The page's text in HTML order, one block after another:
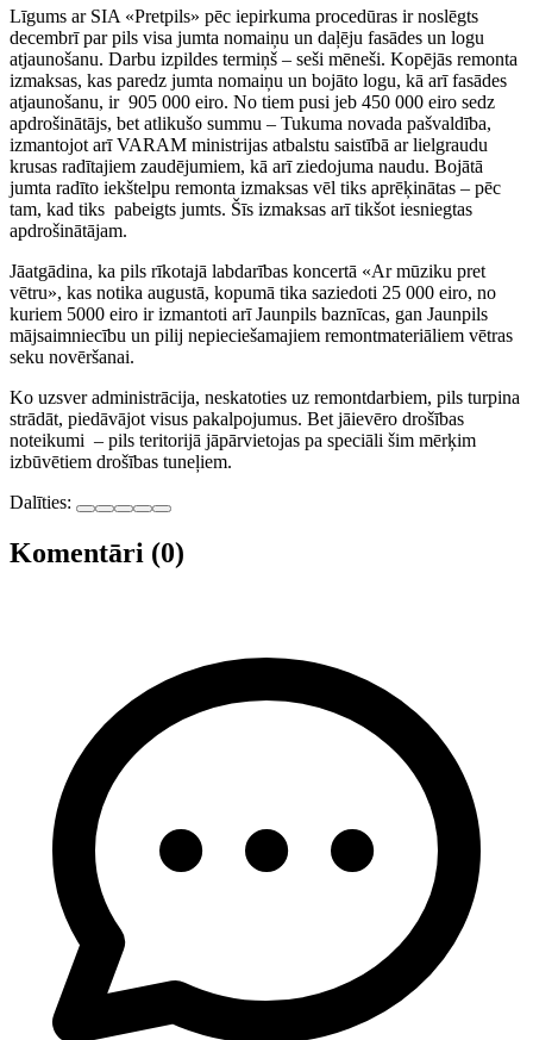
Līgums ar SIA «Pretpils» pēc iepirkuma procedūras ir noslēgts
decembrī par pils visa jumta nomaiņu un daļēju fasādes un logu
atjaunošanu. Darbu izpildes termiņš – seši mēneši. Kopējās remonta
izmaksas, kas paredz jumta nomaiņu un bojāto logu, kā arī fasādes
atjaunošanu, ir 905 000 eiro. No tiem pusi jeb 450 000 eiro sedz
apdrošinātājs, bet atlikušo summu – Tukuma novada pašvaldība,
izmantojot arī VARAM ministrijas atbalstu saistībā ar lielgraudu
krusas radītajiem zaudējumiem, kā arī ziedojuma naudu. Bojātā
jumta radīto iekštelpu remonta izmaksas vēl tiks aprēķinātas – pēc
tam, kad tiks pabeigts jumts. Šīs izmaksas arī tikšot iesniegtas
apdrošinātājam.
Jāatgādina, ka pils rīkotajā labdarības koncertā «Ar mūziku pret
vētru», kas notika augustā, kopumā tika saziedoti 25 000 eiro, no
kuriem 5000 eiro ir izmantoti arī Jaunpils baznīcas, gan Jaunpils
mājsaimniecību un pilij nepieciešamajiem remontmateriāliem vētras
seku novēršanai.
Ko uzsver administrācija, neskatoties uz remontdarbiem, pils turpina
strādāt, piedāvājot visus pakalpojumus. Bet jāievēro drošības
noteikumi – pils teritorijā jāpārvietojas pa speciāli šim mērķim
izbūvētiem drošības tuneļiem.
Dalīties:
Komentāri (0)